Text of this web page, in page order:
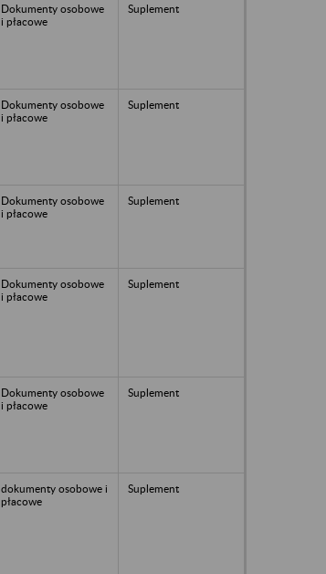
Dokumenty osobowe
i płacowe
Suplement
Dokumenty osobowe
i płacowe
Suplement
Dokumenty osobowe
i płacowe
Suplement
Dokumenty osobowe
i płacowe
Suplement
Dokumenty osobowe
i płacowe
Suplement
dokumenty osobowe i
płacowe
Suplement